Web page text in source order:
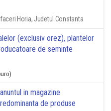
Horia, Judetul Constanta
(exclusiv orez), plantelor
de seminte
in magazine
de produse